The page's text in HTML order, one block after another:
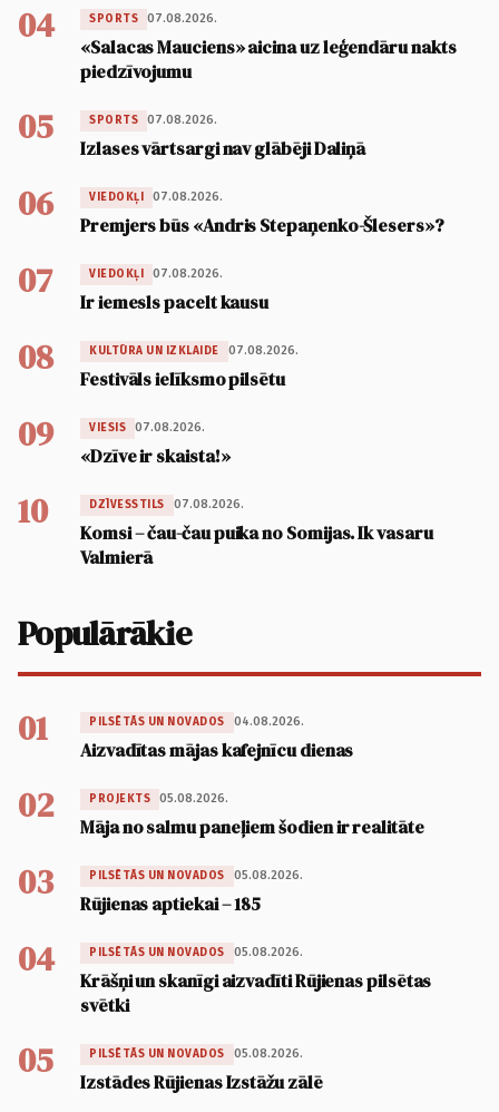
04 SPORTS 07.08.2026.
«Salacas Mauciens» aicina uz leģendāru nakts
piedzīvojumu
05 SPORTS 07.08.2026.
Izlases vārtsargi nav glābēji Daliņā
06 VIEDOKĻI 07.08.2026.
Premjers būs «Andris Stepaņenko-Šlesers»?
07 VIEDOKĻI 07.08.2026.
Ir iemesls pacelt kausu
08 KULTŪRA UN IZKLAIDE 07.08.2026.
Festivāls ielīksmo pilsētu
09 VIESIS 07.08.2026.
«Dzīve ir skaista!»
10 DZĪVESSTILS 07.08.2026.
Komsi – čau-čau puika no Somijas. Ik vasaru
Valmierā
Populārākie
01 PILSĒTĀS UN NOVADOS 04.08.2026.
Aizvadītas mājas kafejnīcu dienas
02 PROJEKTS 05.08.2026.
Māja no salmu paneļiem šodien ir realitāte
03 PILSĒTĀS UN NOVADOS 05.08.2026.
Rūjienas aptiekai – 185
04 PILSĒTĀS UN NOVADOS 05.08.2026.
Krāšņi un skanīgi aizvadīti Rūjienas pilsētas
svētki
05 PILSĒTĀS UN NOVADOS 05.08.2026.
Izstādes Rūjienas Izstāžu zālē